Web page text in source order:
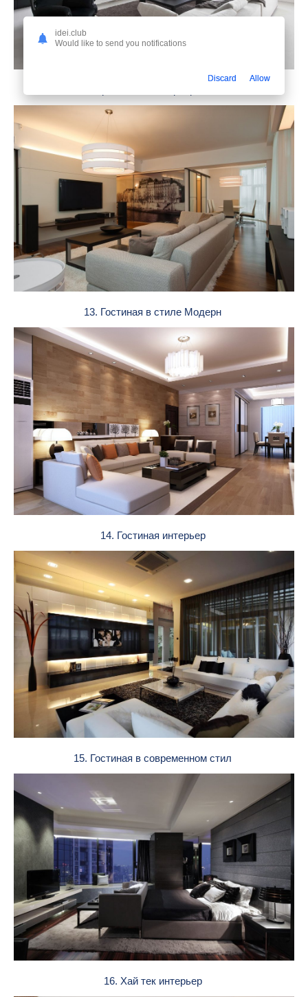
13. Гостиная в стиле Модерн
14. Гостиная интерьер
15. Гостиная в современном стил
16. Хай тек интерьер
idei.club
Would like to send you notifications
Discard Allow